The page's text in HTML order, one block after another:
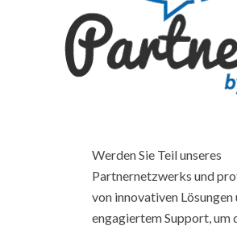
Werden Sie Teil unseres
Partnernetzwerks und
von innovativen Lösungen
engagiertem Support, um